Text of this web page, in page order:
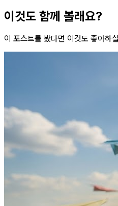
이것도 함께 볼래요?
이 포스트를 봤다면 이것도 좋아하